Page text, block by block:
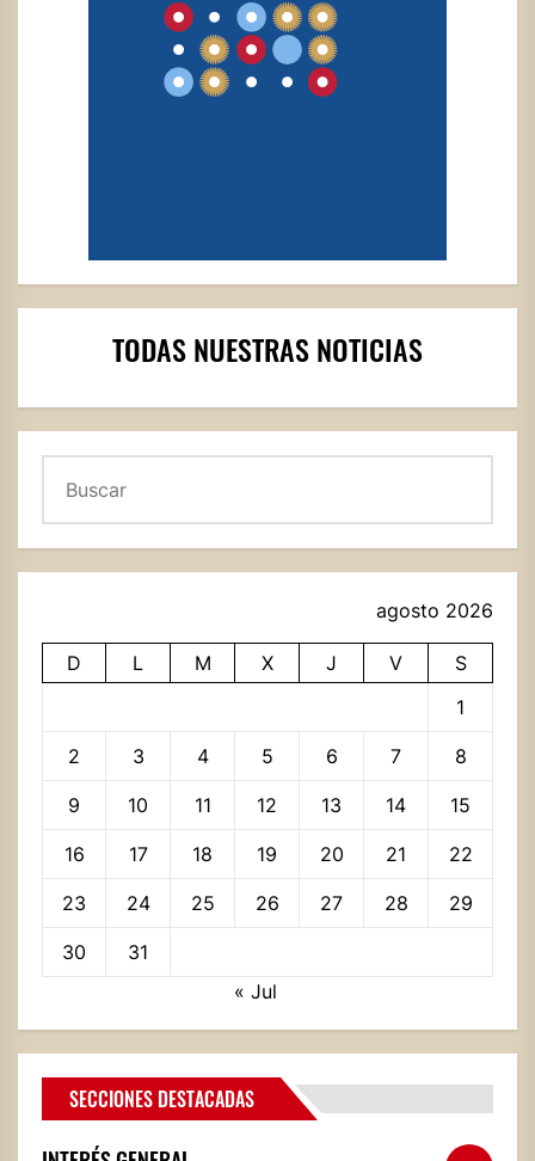
TODAS NUESTRAS NOTICIAS
agosto 2026
D L M X J V
S
1
2 3 4 5 6 7 8
9 10 11 12 13 14 15
16 17 18 19 20 21 22
23 24 25 26 27 28 29
30
31
« Jul
SECCIONES DESTACADAS